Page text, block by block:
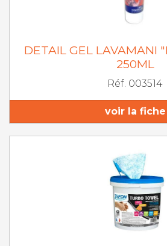
DETAIL GEL LAVAMANI
250ML
Réf. 003514
voir la fiche